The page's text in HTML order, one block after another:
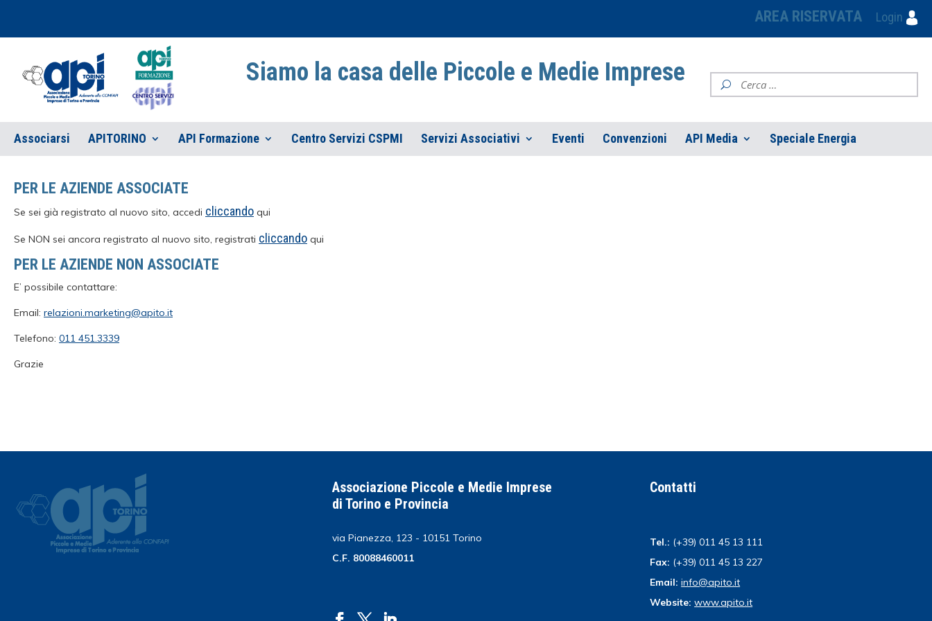
AREA RISERVATA Login
Siamo la casa delle Piccole e Medie Imprese
Associarsi APITORINO API Formazione Centro Servizi CSPMI Servizi Associativi Eventi Convenzioni API Media Speciale Energia
PER LE AZIENDE ASSOCIATE
Se sei già registrato al nuovo sito, accedi cliccando qui
Se NON sei ancora registrato al nuovo sito, registrati cliccando qui
PER LE AZIENDE NON ASSOCIATE
E’ possibile contattare:
Email: relazioni.marketing@apito.it
Telefono: 011 451.3339
Grazie
Associazione Piccole e Medie Imprese
di Torino e Provincia
via Pianezza, 123 - 10151 Torino
C.F. 80088460011
Contatti
Tel.: (+39) 011 45 13 111
Fax: (+39) 011 45 13 227
Email: info@apito.it
Website: www.apito.it